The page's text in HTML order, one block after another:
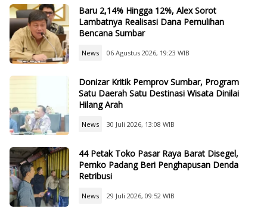
Baru 2,14% Hingga 12%, Alex Sorot
Lambatnya Realisasi Dana Pemulihan
Bencana Sumbar
News 06 Agustus 2026, 19:23 WIB
Donizar Kritik Pemprov Sumbar, Program
Satu Daerah Satu Destinasi Wisata Dinilai
Hilang Arah
News 30 Juli 2026, 13:08 WIB
44 Petak Toko Pasar Raya Barat Disegel,
Pemko Padang Beri Penghapusan Denda
Retribusi
News 29 Juli 2026, 09:52 WIB